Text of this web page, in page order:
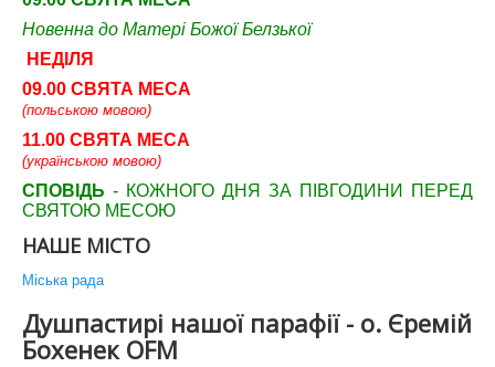
Новенна до Матері Божої Белзької
НЕДІЛЯ
09.00 СВЯТА МЕСА
(польською мовою)
11.00 СВЯТА МЕСА
(українською мовою)
СПОВІДЬ - КОЖНОГО ДНЯ ЗА ПІВГОДИНИ ПЕРЕД
СВЯТОЮ МЕСОЮ
НАШЕ МІСТО
Міська рада
Душпастирі нашої парафії - о. Єремій
Бохенек OFM